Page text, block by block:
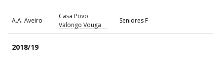
A.A. Aveiro
Casa Povo
Valongo Vouga
Seniores F
2018/19